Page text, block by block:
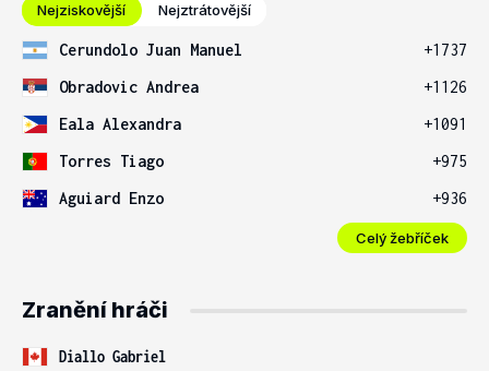
Nejziskovější Nejztrátovější
Cerundolo Juan Manuel
+1737
Obradovic Andrea
+1126
Eala Alexandra
+1091
Torres Tiago
+975
Aguiard Enzo
+936
Celý žebříček
Zranění hráči
Diallo Gabriel